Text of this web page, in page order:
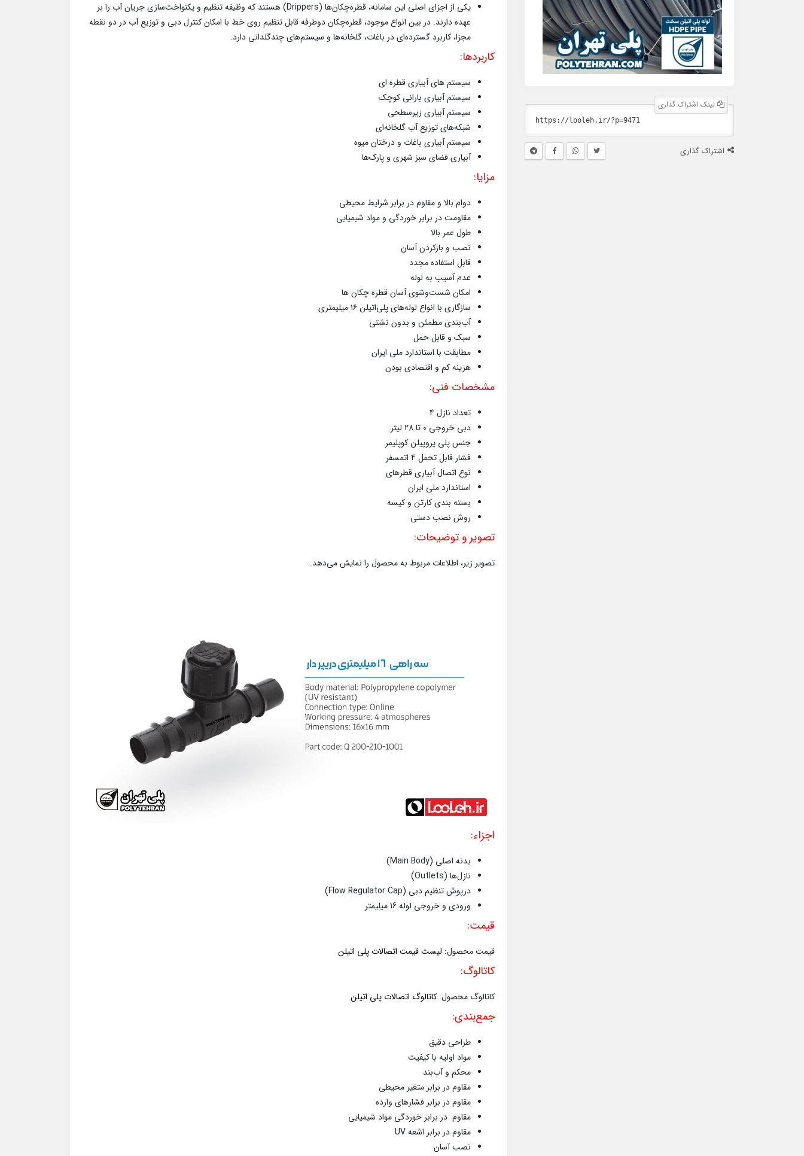
لینک اشتراک گذاری
اشتراک گذاری
یکی از اجزای اصلی این سامانه، قطره‌چکان‌ها (Drippers) هستند که وظیفه تنظیم و یکنواخت‌سازی جریان آب را بر
عهده دارند. در بین انواع موجود، قطره‌چکان دوطرفه قابل تنظیم روی خط با امکان کنترل دبی و توزیع آب در دو نقطه
مجزا، کاربرد گسترده‌ای در باغات، گلخانه‌ها و سیستم‌های چندگلدانی دارد.
کاربردها:
سیستم های آبیاری قطره ای
سیستم آبیاری بارانی کوچک
سیستم آبیاری زیرسطحی
شبکه‌های توزیع آب گلخانه‌ای
سیستم آبیاری باغات و درختان میوه
آبیاری فضای سبز شهری و پارک‌ها
مزایا:
دوام بالا و مقاوم در برابر شرایط محیطی
مقاومت در برابر خوردگی و مواد شیمیایی
طول عمر بالا
نصب و بازکردن آسان
قابل استفاده مجدد
عدم آسیب به لوله
امکان شست‌وشوی آسان قطره چکان ها
سازگاری با انواع لوله‌های پلی‌اتیلن ۱۶ میلیمتری
آب‌بندی مطمئن و بدون نشتی
سبک و قابل حمل
مطابقت با استاندارد ملی ایران
هزینه کم و اقتصادی بودن
مشخصات فنی:
تعداد نازل 4
دبی خروجی 0 تا 28 لیتر
جنس پلی پروپیلن کوپلیمر
فشار قابل تحمل 4 اتمسفر
نوع اتصال آبیاری قطرهای
استاندارد ملی ایران
بسته بندی کارتن و کیسه
روش نصب دستی
تصویر و توضیحات:
تصویر زیر، اطلاعات مربوط به محصول را نمایش می‌دهد.
اجزاء:
بدنه اصلی (Main Body)
نازل‌ها (Outlets)
درپوش تنظیم دبی (Flow Regulator Cap)
ورودی و خروجی لوله 16 میلیمتر
قیمت:
قیمت محصول: لیست قیمت اتصالات پلی اتیلن
کاتالوگ:
کاتالوگ محصول: کاتالوگ اتصالات پلی اتیلن
جمع‌بندی:
طراحی دقیق
مواد اولیه با کیفیت
محکم و آب‌بند
مقاوم در برابر متغیر محیطی
مقاوم در برابر فشارهای وارده
مقاوم در برابر خوردگی مواد شیمیایی
مقاوم در برابر اشعه UV
نصب آسان